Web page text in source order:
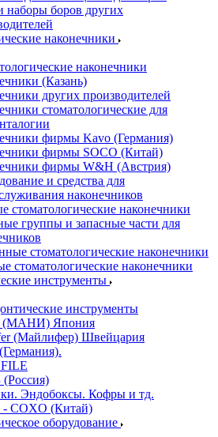
наборы боров других
наконечники
наконечники
(Казань)
других производителей
стоматологические для
фирмы Kavo (Германия)
фирмы SOCO (Китай)
фирмы W&H (Австрия)
и средства для
наконечников
стоматологические наконечники
группы и запасные части для
стоматологические наконечники
стоматологические наконечники
инструменты
инструменты
(МАНИ) Япония
(Майлифер) Швейцария
Эндобоксы. Кофры и тд.
- COXO (Китай)
оборудование